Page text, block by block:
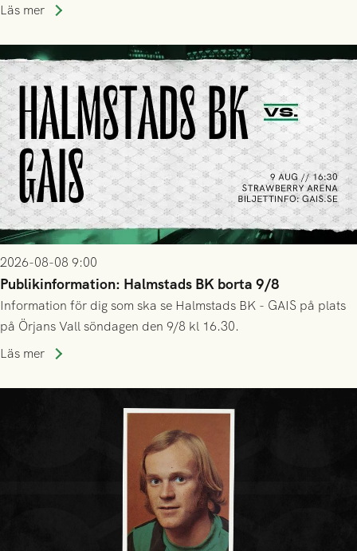
Läs mer
2026-08-08 9:00
Publikinformation: Halmstads BK borta 9/8
Information för dig som ska se Halmstads BK - GAIS på plats
på Örjans Vall söndagen den 9/8 kl 16.30.
Läs mer